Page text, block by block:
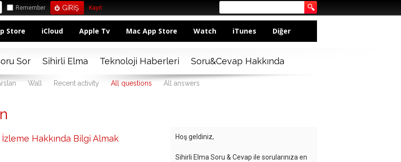
Remember Kayıt
Store iCloud Apple Tv Mac App Store Watch iTunes Diğer
Sor Sihirli Elma Teknoloji Haberleri Soru&Cevap Hakkında
Wall Recent activity All questions All answers
Hakkında Bilgi Almak
Hoş geldiniz,
Sihirli Elma Soru & Cevap ile sorularınıza en